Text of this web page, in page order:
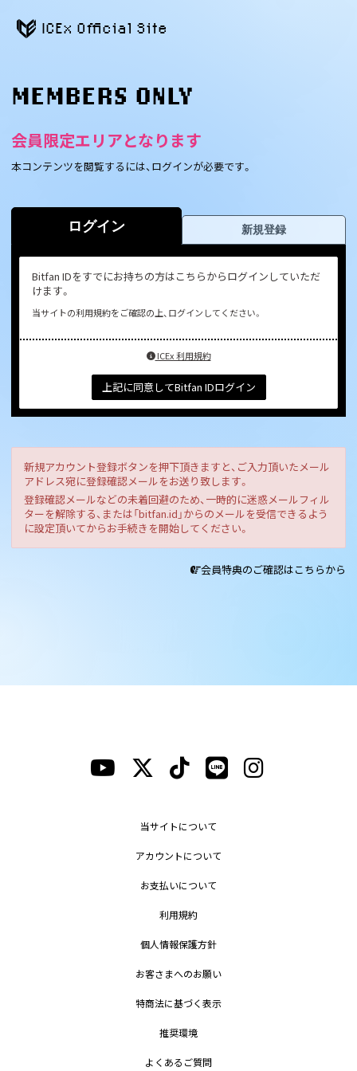
ICEx Official Site
MEMBERS ONLY
会員限定エリアとなります
本コンテンツを閲覧するには、ログインが必要です。
ログイン 新規登録
Bitfan IDをすでにお持ちの方はこちらからログインしていただ
けます。
当サイトの利用規約をご確認の上、ログインしてください。
ICEx 利用規約
上記に同意してBitfan IDログイン
新規アカウント登録ボタンを押下頂きますと、ご入力頂いたメール
アドレス宛に登録確認メールをお送り致します。
登録確認メールなどの未着回避のため、一時的に迷惑メールフィル
ターを解除する、または「bitfan.id」からのメールを受信できるよう
に設定頂いてからお手続きを開始してください。
会員特典のご確認はこちらから
当サイトについて
アカウントについて
お支払いについて
利用規約
個人情報保護方針
お客さまへのお願い
特商法に基づく表示
推奨環境
よくあるご質問